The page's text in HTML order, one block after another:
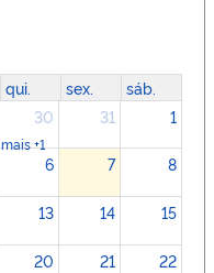
qui. sex.
sáb.
30
mais +1
31 1
6 7 8
13 14 15
20 21 22